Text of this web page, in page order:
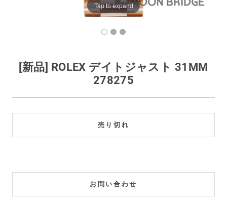
Tap to expand
[新品] ROLEX デイトジャスト 31MM
278275
売り切れ
お問い合わせ